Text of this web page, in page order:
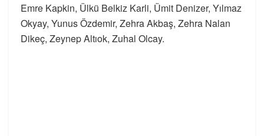
Emre Kapkin, Ülkü Belkiz Karli, Ümit Denizer, Yılmaz
Okyay, Yunus Özdemir, Zehra Akbaş, Zehra Nalan
Dikeç, Zeynep Altıok, Zuhal Olcay.